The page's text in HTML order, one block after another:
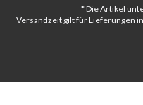
* Die Artikel
Versandzeit gilt für Lieferungen